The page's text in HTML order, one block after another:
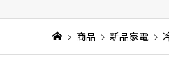
商品 新品家電